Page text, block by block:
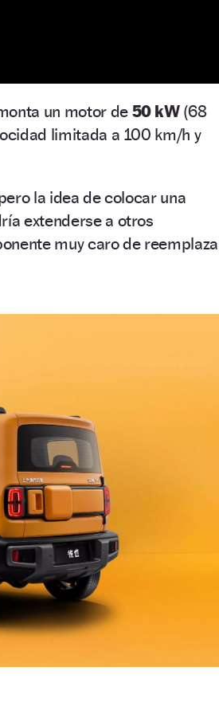
un motor de50 kW(68
limitada a 100 km/h y
la idea de colocar una
extenderse a otros
muy caro de